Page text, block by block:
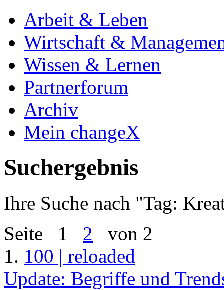
Arbeit & Leben
Wirtschaft &
Wissen & Lernen
Partnerforum
Archiv
Mein changeX
Suchergebnis
Ihre Suche nach "Tag:
Seite 1 2 von 2
1. 100 | reloaded
Update: Begriffe und